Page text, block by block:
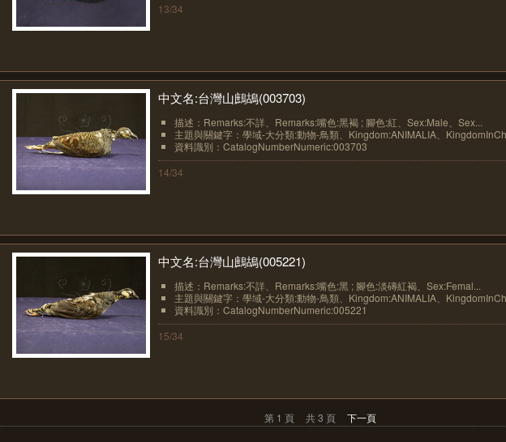
13/34
中文名:台灣山鷓鴣(003703)
描述：Remarks:不詳、Remarks:嘴色:黑褐 ; 腳色:紅、Sex:Male、Sex...
主題與關鍵字：學域-大分類:動物-鳥類、Kingdom:ANIMALIA、
資料識別：CatalogNumberNumeric:003703
14/34
中文名:台灣山鷓鴣(005221)
描述：Remarks:不詳、Remarks:嘴色:黑 ; 腳色:淡磚紅褐、Sex:Femal...
主題與關鍵字：學域-大分類:動物-鳥類、Kingdom:ANIMALIA、
資料識別：CatalogNumberNumeric:005221
15/34
第 1 頁 共 3 頁 下一頁